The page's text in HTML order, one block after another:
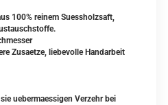
100% reinem Suessholzsaft,
Zusaetze, liebevolle Handarbeit
uebermaessigen Verzehr bei